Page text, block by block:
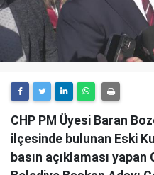
CHP PM Üyesi Baran
ilçesinde bulunan Eski
basın açıklaması